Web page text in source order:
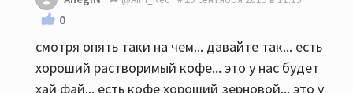
0
смотря опять таки на чем... давайте так... есть
хороший растворимый кофе... это у нас будет
хай фай... есть кофе хороший зерновой... это у